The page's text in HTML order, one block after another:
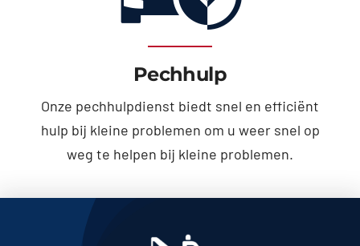
Pechhulp
Onze pechhulpdienst biedt snel en efficiënt
hulp bij kleine problemen om u weer snel op
weg te helpen bij kleine problemen.